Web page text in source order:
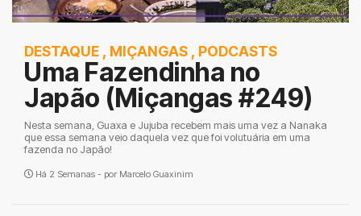
DESTAQUE , MIÇANGAS , PODCASTS
Uma Fazendinha no
Japão (Miçangas #249)
Nesta semana, Guaxa e Jujuba recebem mais uma vez a Nanaka
que essa semana veio daquela vez que foi volutuária em uma
fazenda no Japão!
Há 2 Semanas - por Marcelo Guaxinim